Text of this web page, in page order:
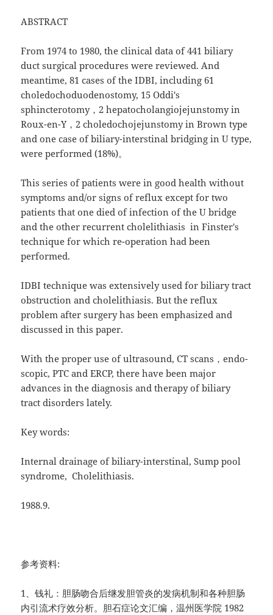
ABSTRACT
From 1974 to 1980, the clinical data of 441 biliary
duct surgical procedures were reviewed. And
meantime, 81 cases of the IDBI, including 61
choledochoduodenostomy, 15 Oddi's
sphincterotomy，2 hepatocholangiojejunstomy in
Roux-en-Y，2 choledochojejunstomy in Brown type
and one case of biliary-interstinal bridging in U type,
were performed (18%)。
This series of patients were in good health without
symptoms and/or signs of reflux except for two
patients that one died of infection of the U bridge
and the other recurrent cholelithiasis in Finster's
technique for which re-operation had been
performed.
IDBI technique was extensively used for biliary tract
obstruction and cholelithiasis. But the reflux
problem after surgery has been emphasized and
discussed in this paper.
With the proper use of ultrasound, CT scans，endo-
scopic, PTC and ERCP, there have been major
advances in the diagnosis and therapy of biliary
tract disorders lately.
Key words:
Internal drainage of biliary-interstinal, Sump pool
syndrome, Cholelithiasis.
1988.9.
参考资料:
1、钱礼：胆肠吻合后继发胆管炎的发病机制和各种胆肠
内引流术疗效分析。胆石症论文汇编，温州医学院 1982